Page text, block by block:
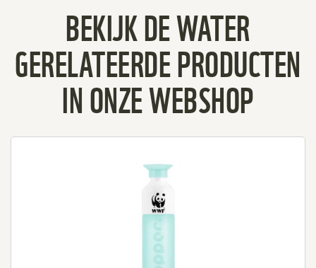
BEKIJK DE WATER
GERELATEERDE PRODUCTEN
IN ONZE WEBSHOP